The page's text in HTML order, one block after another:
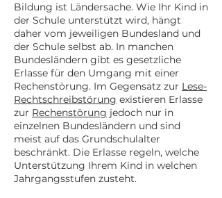
Bildung ist Ländersache. Wie Ihr Kind in
der Schule unterstützt wird, hängt
daher vom jeweiligen Bundesland und
der Schule selbst ab. In manchen
Bundesländern gibt es gesetzliche
Erlasse für den Umgang mit einer
Rechenstörung. Im Gegensatz zur Lese-
Rechtschreibstörung existieren Erlasse
zur Rechenstörung jedoch nur in
einzelnen Bundesländern und sind
meist auf das Grundschulalter
beschränkt. Die Erlasse regeln, welche
Unterstützung Ihrem Kind in welchen
Jahrgangsstufen zusteht.